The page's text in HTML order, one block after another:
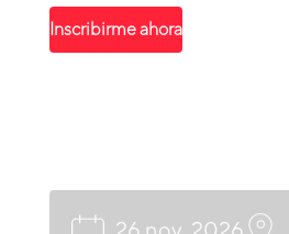
Inscribirme ahora